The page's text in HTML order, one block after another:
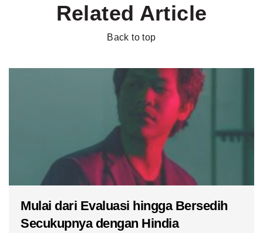
Related Article
Back to top
Mulai dari Evaluasi hingga Bersedih
Secukupnya dengan Hindia